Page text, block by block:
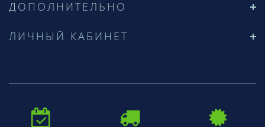
ДОПОЛНИТЕЛЬНО
ЛИЧНЫЙ КАБИНЕТ